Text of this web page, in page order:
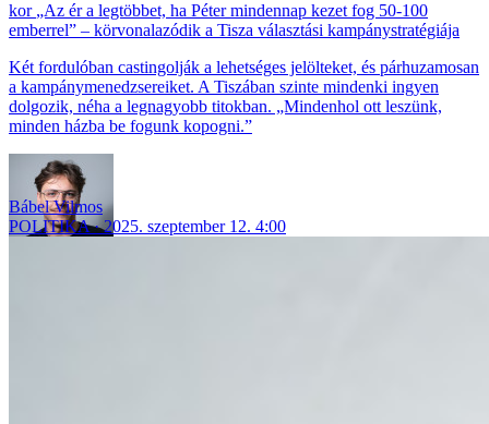
„Az ér a legtöbbet, ha Péter mindennap kezet fog 50-100
emberrel” – körvonalazódik a Tisza választási kampánystratégiája
Két fordulóban castingolják a lehetséges jelölteket, és párhuzamosan
a kampánymenedzsereiket. A Tiszában szinte mindenki ingyen
dolgozik, néha a legnagyobb titokban. „Mindenhol ott leszünk,
minden házba be fogunk kopogni.”
Bábel Vilmos
POLITIKA
2025. szeptember 12. 4:00